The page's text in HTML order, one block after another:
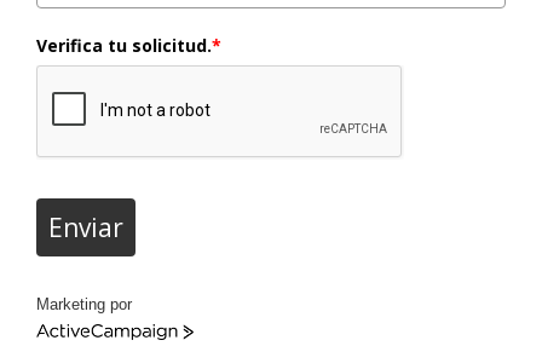
Verifica tu solicitud.*
Enviar
Marketing por
ActiveCampaign